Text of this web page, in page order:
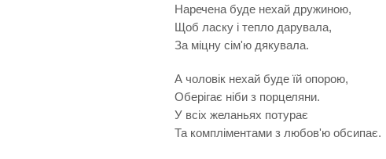
Наречена буде нехай дружиною,
Щоб ласку і тепло дарувала,
За міцну сім'ю дякувала.
А чоловік нехай буде їй опорою,
Оберігає ніби з порцеляни.
У всіх желаньях потурає
Та компліментами з любов'ю обсипає.